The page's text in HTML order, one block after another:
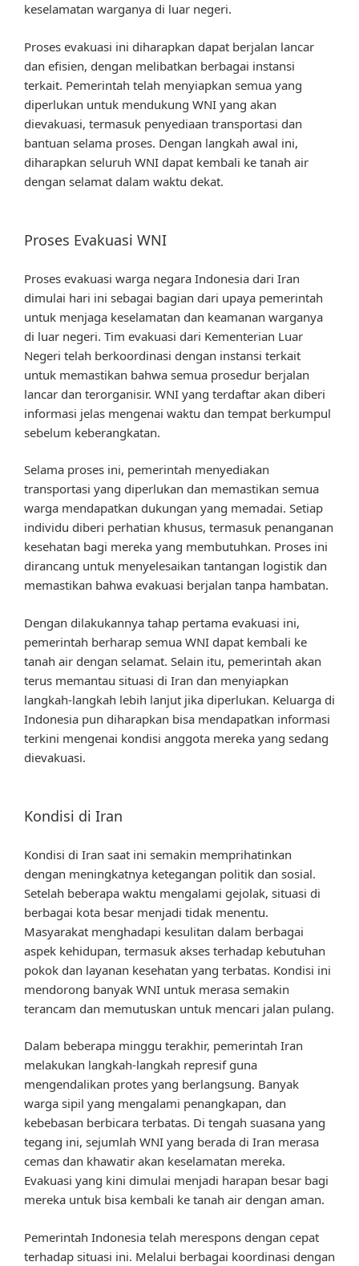
keselamatan warganya di luar negeri.
Proses evakuasi ini diharapkan dapat berjalan lancar
dan efisien, dengan melibatkan berbagai instansi
terkait. Pemerintah telah menyiapkan semua yang
diperlukan untuk mendukung WNI yang akan
dievakuasi, termasuk penyediaan transportasi dan
bantuan selama proses. Dengan langkah awal ini,
diharapkan seluruh WNI dapat kembali ke tanah air
dengan selamat dalam waktu dekat.
Proses Evakuasi WNI
Proses evakuasi warga negara Indonesia dari Iran
dimulai hari ini sebagai bagian dari upaya pemerintah
untuk menjaga keselamatan dan keamanan warganya
di luar negeri. Tim evakuasi dari Kementerian Luar
Negeri telah berkoordinasi dengan instansi terkait
untuk memastikan bahwa semua prosedur berjalan
lancar dan terorganisir. WNI yang terdaftar akan diberi
informasi jelas mengenai waktu dan tempat berkumpul
sebelum keberangkatan.
Selama proses ini, pemerintah menyediakan
transportasi yang diperlukan dan memastikan semua
warga mendapatkan dukungan yang memadai. Setiap
individu diberi perhatian khusus, termasuk penanganan
kesehatan bagi mereka yang membutuhkan. Proses ini
dirancang untuk menyelesaikan tantangan logistik dan
memastikan bahwa evakuasi berjalan tanpa hambatan.
Dengan dilakukannya tahap pertama evakuasi ini,
pemerintah berharap semua WNI dapat kembali ke
tanah air dengan selamat. Selain itu, pemerintah akan
terus memantau situasi di Iran dan menyiapkan
langkah-langkah lebih lanjut jika diperlukan. Keluarga di
Indonesia pun diharapkan bisa mendapatkan informasi
terkini mengenai kondisi anggota mereka yang sedang
dievakuasi.
Kondisi di Iran
Kondisi di Iran saat ini semakin memprihatinkan
dengan meningkatnya ketegangan politik dan sosial.
Setelah beberapa waktu mengalami gejolak, situasi di
berbagai kota besar menjadi tidak menentu.
Masyarakat menghadapi kesulitan dalam berbagai
aspek kehidupan, termasuk akses terhadap kebutuhan
pokok dan layanan kesehatan yang terbatas. Kondisi ini
mendorong banyak WNI untuk merasa semakin
terancam dan memutuskan untuk mencari jalan pulang.
Dalam beberapa minggu terakhir, pemerintah Iran
melakukan langkah-langkah represif guna
mengendalikan protes yang berlangsung. Banyak
warga sipil yang mengalami penangkapan, dan
kebebasan berbicara terbatas. Di tengah suasana yang
tegang ini, sejumlah WNI yang berada di Iran merasa
cemas dan khawatir akan keselamatan mereka.
Evakuasi yang kini dimulai menjadi harapan besar bagi
mereka untuk bisa kembali ke tanah air dengan aman.
Pemerintah Indonesia telah merespons dengan cepat
terhadap situasi ini. Melalui berbagai koordinasi dengan